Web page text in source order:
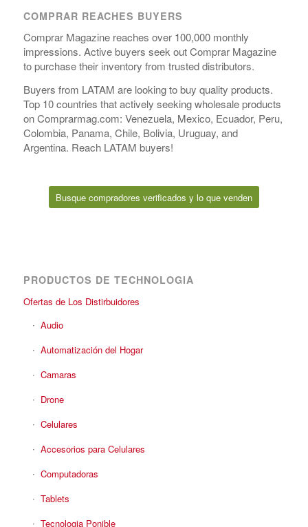
COMPRAR REACHES BUYERS
Comprar Magazine reaches over 100,000 monthly
impressions. Active buyers seek out Comprar Magazine
to purchase their inventory from trusted distributors.
Buyers from LATAM are looking to buy quality products.
Top 10 countries that actively seeking wholesale products
on Comprarmag.com: Venezuela, Mexico, Ecuador, Peru,
Colombia, Panama, Chile, Bolivia, Uruguay, and
Argentina. Reach LATAM buyers!
Busque compradores verificados y lo que venden
PRODUCTOS DE TECHNOLOGIA
Ofertas de Los Distirbuidores
Audio
Automatización del Hogar
Camaras
Drone
Celulares
Accesorios para Celulares
Computadoras
Tablets
Tecnologia Ponible